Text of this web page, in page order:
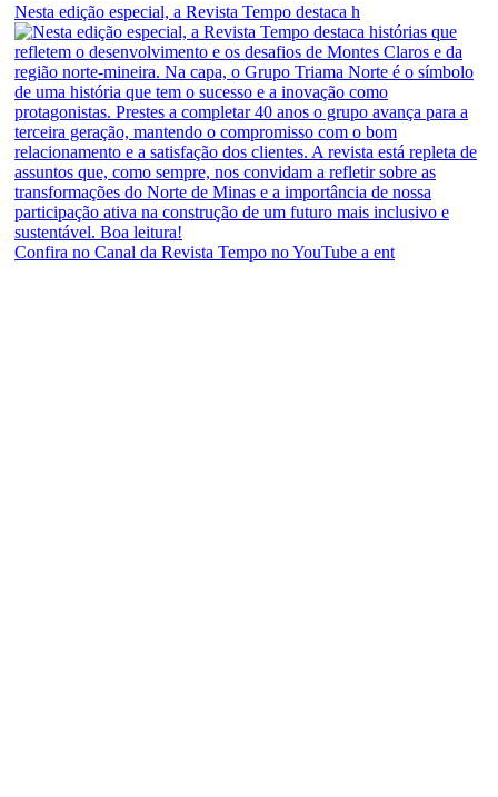
Nesta edição especial, a Revista Tempo destaca h
Confira no Canal da Revista Tempo no YouTube a ent